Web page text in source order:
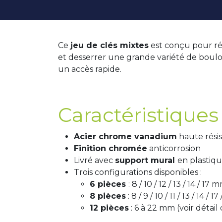
Ce jeu de clés mixtes est conçu pour
et desserrer une grande variété de
un accès rapide.
Acier chrome vanadium haute
Finition chromée anticorrosion
Livré avec support mural en
Trois configurations disponibles :
6 pièces : 8 / 10 / 12 / 13 / 14 / 17
8 pièces : 8 / 9 / 10 / 11 / 13 / 14 /
12 pièces : 6 à 22 mm (voir